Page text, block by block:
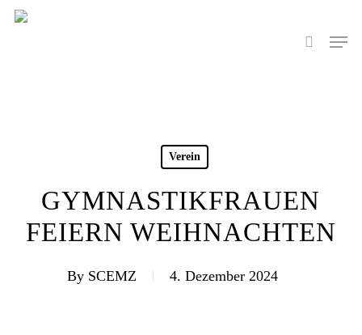
Skip
search
Menu
Verein
GYMNASTIKFRAUEN
FEIERN WEIHNACHTEN
By SCEMZ 4. Dezember 2024